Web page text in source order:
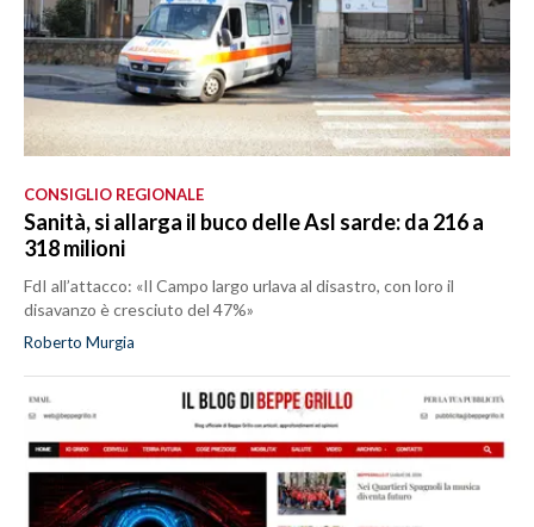
CONSIGLIO REGIONALE
Sanità, si allarga il buco delle Asl sarde: da 216 a
318 milioni
FdI all’attacco: «Il Campo largo urlava al disastro, con loro il
disavanzo è cresciuto del 47%»
Roberto Murgia